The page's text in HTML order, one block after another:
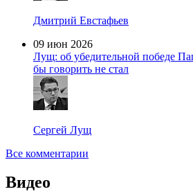
Дмитрий Евстафьев
09 июн 2026
Лущ: об убедительной победе
бы говорить не стал
Сергей Лущ
Все комментарии
Видео